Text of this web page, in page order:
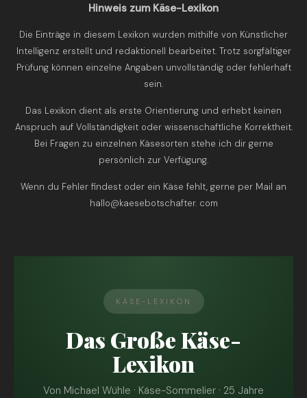
Hinweis zum Käse-Lexikon
Die Einträge in diesem Lexikon wurden mithilfe von Künstlicher
Intelligenz erstellt und redaktionell bearbeitet. Trotz sorgfältiger
Prüfung können einzelne Angaben unvollständig oder fehlerhaft
sein.
Das Lexikon dient als erste Orientierung und erhebt keinen
Anspruch auf Vollständigkeit oder wissenschaftliche Korrektheit.
Bei Fragen zu einzelnen Käsesorten stehe ich dir gerne
persönlich zur Verfügung.
Wenn du Fehler findest oder ein Käse fehlt, gerne per Mail an
hallo@kaesebotschafter. com
KÄSE-LEXIKON
Das Große Käse-
Lexikon
Von Michael Wühle · Käse-Sommelier · 25 Jahre